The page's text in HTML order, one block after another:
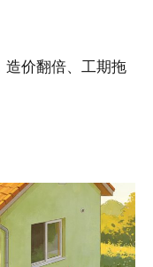
造价翻倍、工期拖